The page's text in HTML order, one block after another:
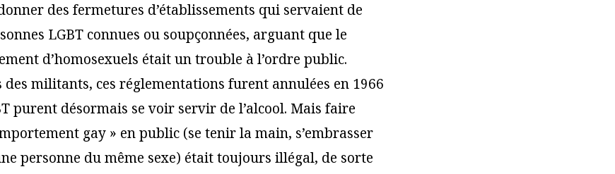
des fermetures d’établissements qui servaient de
LGBT connues ou soupçonnées, arguant que le
d’homosexuels était un trouble à l’ordre public.
des militants, ces réglementations furent annulées en 1966
purent désormais se voir servir de l’alcool. Mais faire
gay » en public (se tenir la main, s’embrasser
personne du même sexe) était toujours illégal, de sorte